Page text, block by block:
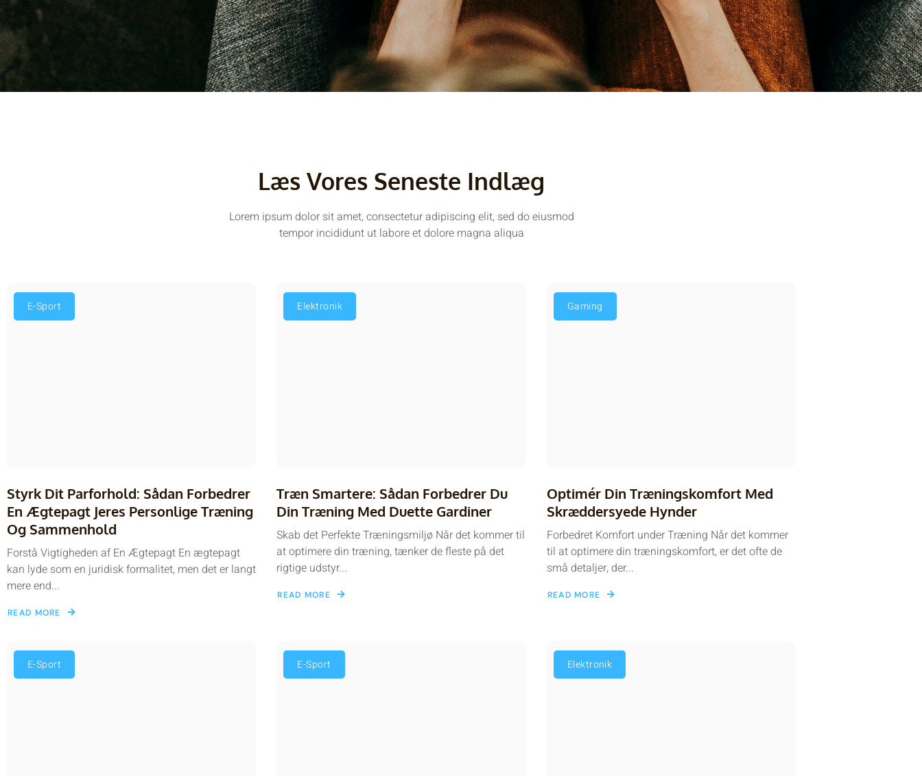
Læs Vores Seneste Indlæg
Lorem ipsum dolor sit amet, consectetur adipiscing elit, sed do eiusmod
tempor incididunt ut labore et dolore magna aliqua
E-Sport
Styrk Dit Parforhold: Sådan Forbedrer
En Ægtepagt Jeres Personlige Træning
Og Sammenhold
Forstå Vigtigheden af En Ægtepagt En ægtepagt
kan lyde som en juridisk formalitet, men det er langt
mere end...
READ MORE
Elektronik
Træn Smartere: Sådan Forbedrer Du
Din Træning Med Duette Gardiner
Skab det Perfekte Træningsmiljø Når det kommer til
at optimere din træning, tænker de fleste på det
rigtige udstyr...
READ MORE
Gaming
Optimér Din Træningskomfort Med
Skræddersyede Hynder
Forbedret Komfort under Træning Når det kommer
til at optimere din træningskomfort, er det ofte de
små detaljer, der...
READ MORE
E-Sport E-Sport Elektronik